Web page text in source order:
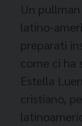
Un
latino-
preparati
come ci ha
Estella
cristiano,